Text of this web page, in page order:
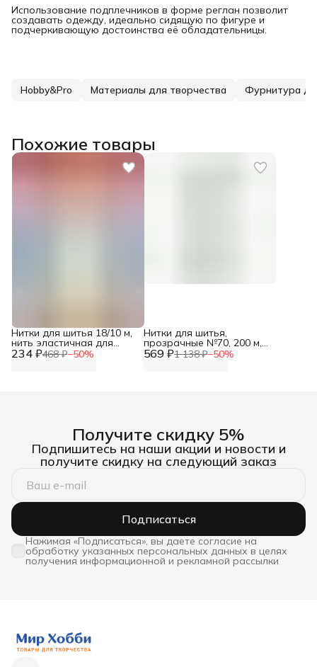
Использование подплечников в форме реглан позволит
создавать одежду, идеально сидящую по фигуре и
подчеркивающую достоинства её обладательницы.
Hobby&Pro Материалы для творчества Фурнитура
Похожие товары
234 ₽468 ₽−50%
Нитки для шитья 18/10 м,
нить эластичная для
сборок и рюшей, 1 шт, 569 ₽1 138 ₽−50%
Нитки для шитья,
прозрачные №70, 200 м,
Prym, 977620
Получите скидку 5%
Подпишитесь на наши акции и новости и
получите скидку на следующий заказ
Подписаться
Нажимая «Подписаться», вы даете согласие на
обработку указанных персональных данных в целях
получения информационной и рекламной рассылки